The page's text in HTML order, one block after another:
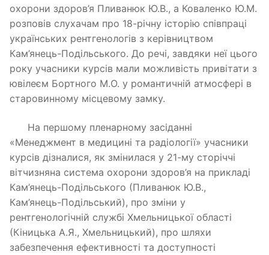
охорони здоров’я Пливанюк Ю.В., а Коваленко Ю.М.
розповів слухачам про 18-річну історію співпраці
українських рентгенологів з керівництвом
Кам’янець-Подільського. До речі, завдяки неї цього
року учасники курсів мали можливість привітати з
ювілеєм Бортного М.О. у романтичній атмосфері в
старовинному місцевому замку.
На першому пленарному засіданні
«Менеджмент в медицині та радіології» учасники
курсів дізналися, як змінилася у 21-му сторіччі
вітчизняна система охорони здоров’я на прикладі
Кам’янець-Подільського (Пливанюк Ю.В.,
Кам’янець-Подільський), про зміни у
рентгенологічній службі Хмельницької області
(Кіницька А.Я., Хмельницький), про шляхи
забезпечення ефективності та доступності